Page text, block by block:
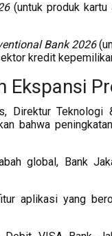
(untuk produk kartu
Bank 2026
kredit
Ekspansi
Direktur Teknologi
bahwa
global, Bank
aplikasi yang